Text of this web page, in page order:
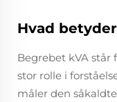
Hvad
Begrebet kVA står
stor rolle i
måler den